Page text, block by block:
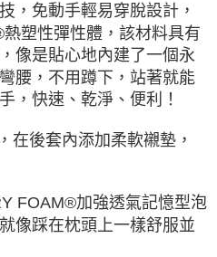
，免動手輕易穿脫設計，
塑性彈性體，該材料具有
像是貼心地內建了一個永
腰，不用蹲下，站著就能
，快速、乾淨、便利！
在後套內添加柔軟襯墊，
FOAM®加強透氣記憶型泡
像踩在枕頭上一樣舒服並